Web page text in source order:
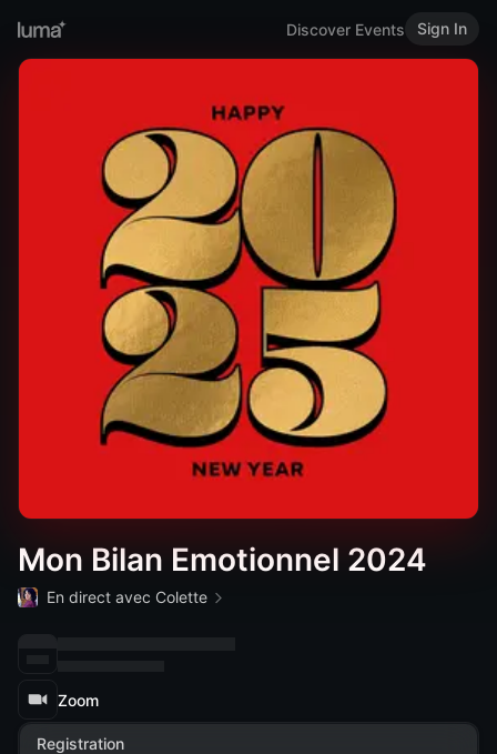
Discover Events Sign In
Mon Bilan Emotionnel 2024
En direct avec Colette
Zoom
Registration